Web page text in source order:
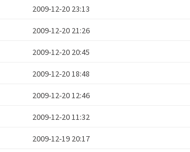
2009-12-20 23:13
2009-12-20 21:26
2009-12-20 20:45
2009-12-20 18:48
2009-12-20 12:46
2009-12-20 11:32
2009-12-19 20:17